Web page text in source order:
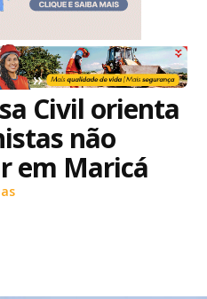
Civil orienta
não
em Maricá